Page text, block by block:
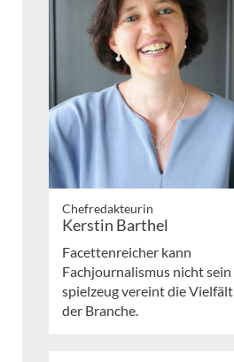
Chefredakteurin
Kerstin Barthel
Facettenreicher kann
Fachjournalismus nicht sein
spielzeug vereint die
der Branche.